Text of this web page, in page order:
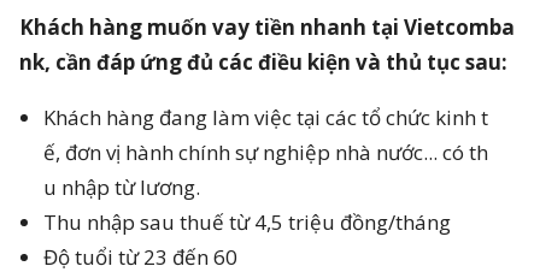
Khách hàng muốn vay tiền nhanh tại Vietcomba
nk, cần đáp ứng đủ các điều kiện và thủ tục sau:
Khách hàng đang làm việc tại các tổ chức kinh t
ế, đơn vị hành chính sự nghiệp nhà nước... có th
u nhập từ lương.
Thu nhập sau thuế từ 4,5 triệu đồng/tháng
Độ tuổi từ 23 đến 60